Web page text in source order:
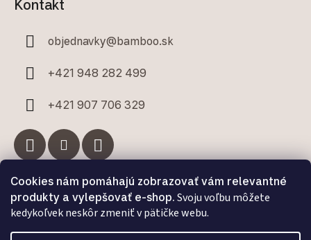
Cookies nám pomáhajú zobrazovať vám relevantné
produkty a vylepšovať e-shop. Svoju voľbu môžete
kedykoľvek neskôr zmeniť v pätičke webu.
Kontakt
objednavky@bamboo.sk
+421 948 282 499
+421 907 706 329
Facebook